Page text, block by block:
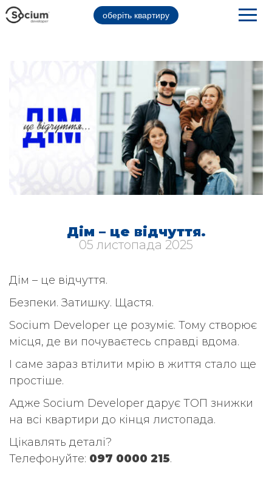
оберіть квартиру
Дім – це відчуття.
05 листопада 2025
Дім – це відчуття.
Безпеки. Затишку. Щастя.
Socium Developer це розуміє. Тому створює
місця, де ви почуваєтесь справді вдома.
І саме зараз втілити мрію в життя стало ще
простіше.
Адже Socium Developer дарує ТОП знижки
на всі квартири до кінця листопада.
Цікавлять деталі?
Телефонуйте: 097 0000 215.